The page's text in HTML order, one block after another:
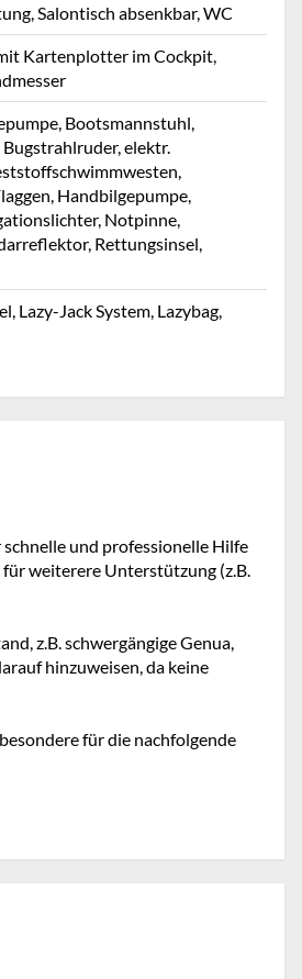
Salontisch absenkbar, WC
Kartenplotter im Cockpit,
Bootsmannstuhl,
elektr.
Handbilgepumpe,
Notpinne,
Rettungsinsel,
Lazy-Jack System, Lazybag,
und professionelle Hilfe
weiterere Unterstützung (z.B.
z.B. schwergängige Genua,
hinzuweisen, da keine
für die nachfolgende